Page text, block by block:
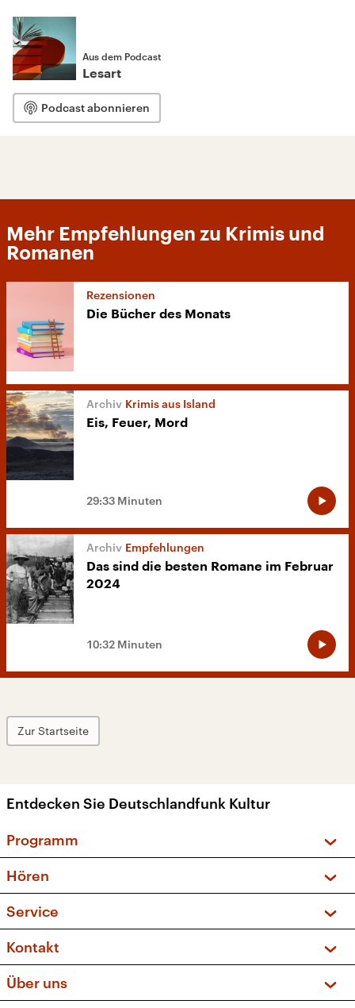
Aus dem Podcast
Lesart
Podcast abonnieren
Mehr Empfehlungen zu Krimis und
Romanen
Rezensionen
Die Bücher des Monats
Krimis aus Island
Eis, Feuer, Mord
29:33 Minuten
Empfehlungen
Das sind die besten Romane im Februar
2024
10:32 Minuten
Zur Startseite
Entdecken Sie Deutschlandfunk Kultur
Programm
Sendungen und Podcasts
Musikliste
Kakadu – Das Kinderprogramm
Hören
Frequenzen (UKW + DAB+)
Service
FAQ
Apps
Newsletter
Kontakt
Social Media
Über uns